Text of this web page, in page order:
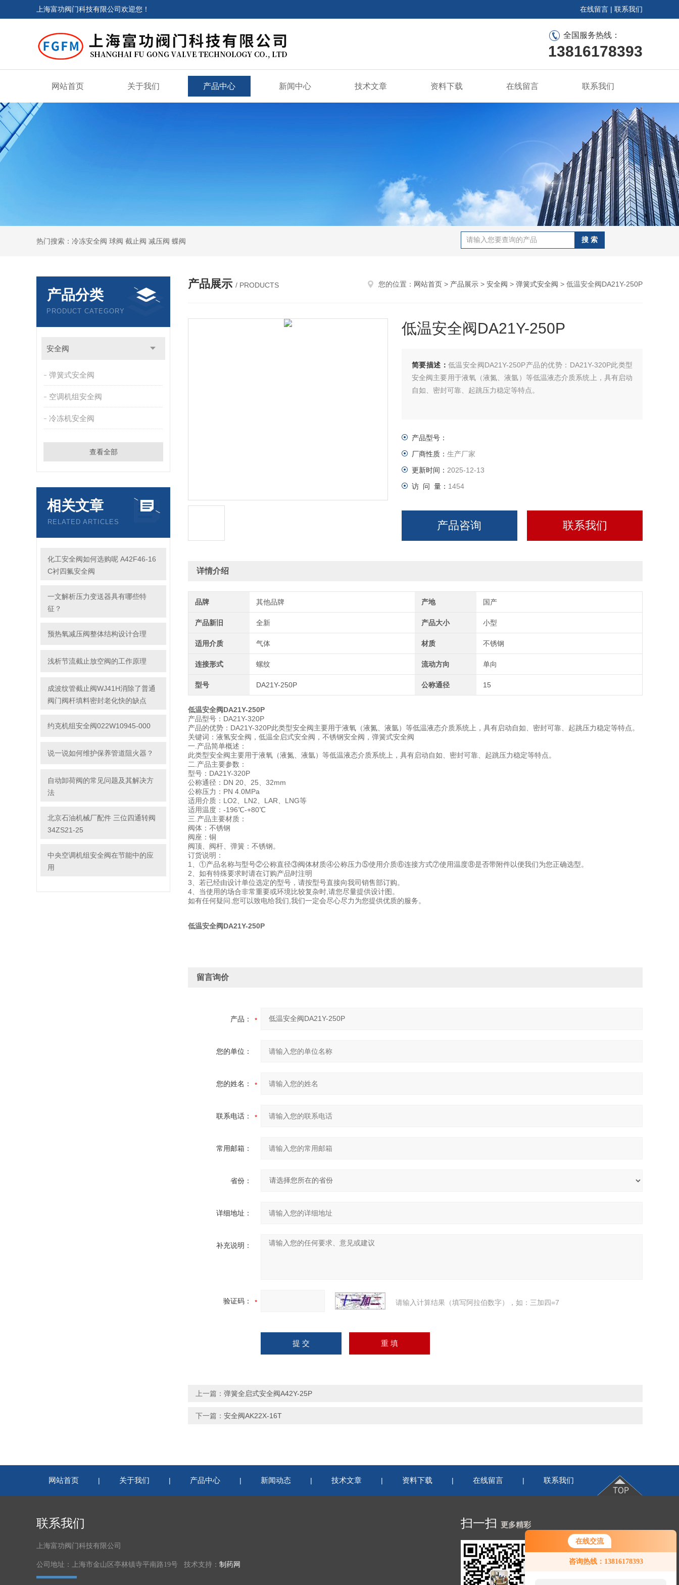
在线交流
咨询热线：13816178393
上海富功阀门科技有限公司欢迎您！ 在线留言 | 联系我们
全国服务热线：
13816178393
网站首页 关于我们 产品中心 新闻中心 技术文章 资料下载 在线留言 联系我们
热门搜索：冷冻安全阀 球阀 截止阀 减压阀 蝶阀
产品分类
PRODUCT CATEGORY
安全阀
弹簧式安全阀
空调机组安全阀
冷冻机安全阀
查看全部
相关文章
RELATED ARTICLES
化工安全阀如何选购呢 A42F46-16
C衬四氟安全阀
一文解析压力变送器具有哪些特
征？
预热氧减压阀整体结构设计合理
浅析节流截止放空阀的工作原理
成波纹管截止阀WJ41H消除了普通
阀门阀杆填料密封老化快的缺点
约克机组安全阀022W10945-000
说一说如何维护保养管道阻火器？
自动卸荷阀的常见问题及其解决方
法
北京石油机械厂配件 三位四通转阀
34ZS21-25
中央空调机组安全阀在节能中的应
用
产品展示 / PRODUCTS 您的位置： 网站首页 > 产品展示 > 安全阀 > 弹簧式安全阀 > 低温安全阀DA21Y-250P
低温安全阀DA21Y-250P
简要描述： 低温安全阀DA21Y-250P产品的优势：DA21Y-320P此类型
安全阀主要用于液氧（液氮、液氩）等低温液态介质系统上，具有启动
自如、密封可靠、起跳压力稳定等特点。
产品型号：
厂商性质： 生产厂家
更新时间： 2025-12-13
访 问 量： 1454
产品咨询 联系我们
详情介绍
品牌 其他品牌 产地 国产
产品新旧 全新 产品大小 小型
适用介质 气体 材质 不锈钢
连接形式 螺纹 流动方向 单向
型号 DA21Y-250P 公称通径 15
低温安全阀DA21Y-250P
产品型号：DA21Y-320P
产品的优势：DA21Y-320P此类型安全阀主要用于液氧（液氮、液氩）等低温液态介质系统上，具有启动自如、密封可靠、起跳压力稳定等特点。
关键词：液氢安全阀，低温全启式安全阀，不锈钢安全阀，弹簧式安全阀
一.产品简单概述：
此类型安全阀主要用于液氧（液氮、液氩）等低温液态介质系统上，具有启动自如、密封可靠、起跳压力稳定等特点。
二.产品主要参数：
型号：DA21Y-320P
公称通径：DN 20、25、32mm
公称压力：PN 4.0MPa
适用介质：LO2、LN2、LAR、LNG等
适用温度：-196℃-+80℃
三.产品主要材质：
阀体：不锈钢
阀座：铜
阀顶、阀杆、弹簧：不锈钢。
订货说明：
1、①产品名称与型号②公称直径③阀体材质④公称压力⑤使用介质⑥连接方式⑦使用温度⑧是否带附件以便我们为您正确选型。
2、如有特殊要求时请在订购产品时注明
3、若已经由设计单位选定的型号，请按型号直接向我司销售部订购。
4、当使用的场合非常重要或环境比较复杂时,请您尽量提供设计图。
如有任何疑问.您可以致电给我们,我们一定会尽心尽力为您提供优质的服务。
低温安全阀DA21Y-250P
留言询价
产品：
您的单位：
您的姓名：
联系电话：
常用邮箱：
省份：
详细地址：
补充说明：
验证码： 请输入计算结果（填写阿拉伯数字），如：三加四=7
上一篇： 弹簧全启式安全阀A42Y-25P
下一篇： 安全阀AK22X-16T
网站首页 | 关于我们 | 产品中心 | 新闻动态 | 技术文章 | 资料下载 | 在线留言 | 联系我们
联系我们
上海富功阀门科技有限公司
公司地址：上海市金山区亭林镇寺平南路19号 技术支持： 制药网
扫一扫 更多精彩